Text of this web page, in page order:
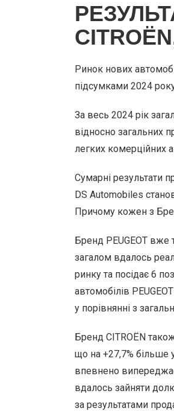
Ринок нових
підсумками 2024
За весь 2024 рік
відносно загальних
легких комерційних
Сумарні результати
DS Automobiles
Причому кожен з
Бренд PEUGEOT вже
загалом вдалось
ринку та посідає 6
автомобілів
у порівнянні з
Бренд CITROЁN
що на +27,7% більше
впевнено
вдалось зайняти
за результатами